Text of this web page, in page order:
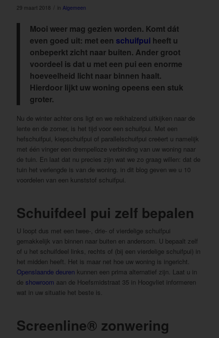
29 maart 2018 / in Algemeen
Mooi weer mag gezien worden. Komt dát
even goed uit: met een schuifpui heeft u
onbeperkt zicht naar buiten. Ander groot
voordeel is dat u met een pui een enorme
hoeveelheid licht naar binnen haalt.
Hierdoor lijkt uw woning opeens een stuk
groter.
Nu de winter achter ons ligt en we reikhalzend uitkijken naar de
lente en de zomer, is het tijd voor een schuifpui. Met een
hefschuifpui, kiepschuifpui of parallelschuifpui creëert u namelijk
met één vinger een drempelloze verbinding van uw woning naar
de tuin. En laat dat nu precies zijn wat we zo graag willen: dat de
tuin het verlengde is van de woning. in dit blog geven we u 10
voordelen van een kunststof schuifpui.
Schuifdeel pui zelf bepalen
U loopt dus met een twee-, drie- of vierdelige schuifpui
gemakkelijk van binnen naar buiten en andersom. U bepaalt zelf
of u het schuifdeel links, rechts of (bij een vierdelige schuifpui) in
het midden heeft. Het is maar net hoe uw woning is ingericht.
Openslaande deuren kunnen een prima alternatief zijn. Laat u in
de showroom aan de Hoefsmidstraat 35 in Hoogvliet informeren
wat in uw situatie het beste is.
Screenline® zonwering